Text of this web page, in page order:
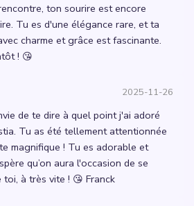
ton sourire est encore
Tu es d'une élégance rare, et ta
charme et grâce est fascinante.
! 😘
2025-11-26
de te dire à quel point j'ai adoré
Tu as été tellement attentionnée
magnifique ! Tu es adorable et
qu’on aura l'occasion de se
à très vite ! 😘 Franck